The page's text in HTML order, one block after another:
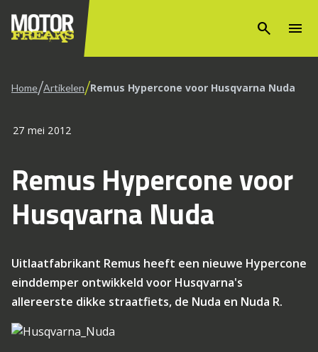
search menu
Home/Artikelen/Remus Hypercone voor Husqvarna Nuda
27 mei 2012
Remus Hypercone voor
Husqvarna Nuda
Uitlaatfabrikant Remus heeft een nieuwe Hypercone
einddemper ontwikkeld voor Husqvarna's
allereerste dikke straatfiets, de Nuda en Nuda R.